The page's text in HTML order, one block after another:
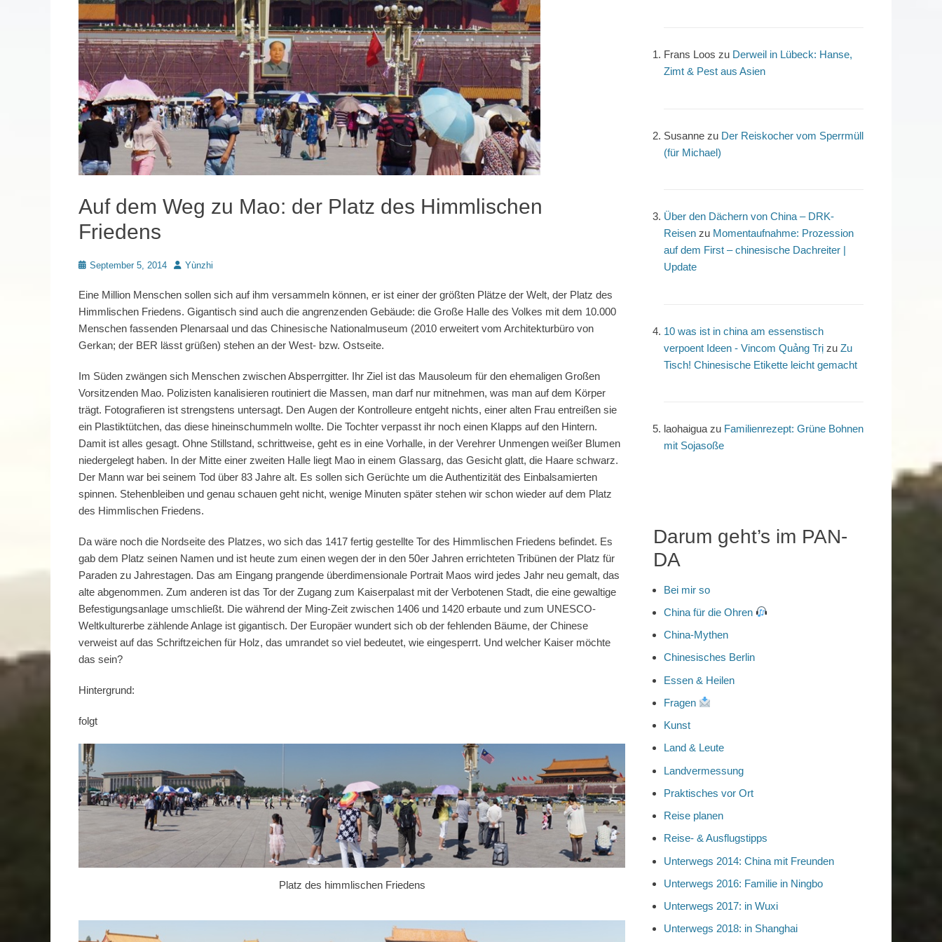
Auf dem Weg zu Mao: der Platz des Himmlischen
Friedens
Posted
September 5, 2014 AutorYùnzhi
Eine Million Menschen sollen sich auf ihm versammeln können, er ist einer der größten Plätze der Welt, der Platz des
Himmlischen Friedens. Gigantisch sind auch die angrenzenden Gebäude: die Große Halle des Volkes mit dem 10.000
Menschen fassenden Plenarsaal und das Chinesische Nationalmuseum (2010 erweitert vom Architekturbüro von
Gerkan; der BER lässt grüßen) stehen an der West- bzw. Ostseite.
Im Süden zwängen sich Menschen zwischen Absperrgitter. Ihr Ziel ist das Mausoleum für den ehemaligen Großen
Vorsitzenden Mao. Polizisten kanalisieren routiniert die Massen, man darf nur mitnehmen, was man auf dem Körper
trägt. Fotografieren ist strengstens untersagt. Den Augen der Kontrolleure entgeht nichts, einer alten Frau entreißen sie
ein Plastiktütchen, das diese hineinschummeln wollte. Die Tochter verpasst ihr noch einen Klapps auf den Hintern.
Damit ist alles gesagt. Ohne Stillstand, schrittweise, geht es in eine Vorhalle, in der Verehrer Unmengen weißer Blumen
niedergelegt haben. In der Mitte einer zweiten Halle liegt Mao in einem Glassarg, das Gesicht glatt, die Haare schwarz.
Der Mann war bei seinem Tod über 83 Jahre alt. Es sollen sich Gerüchte um die Authentizität des Einbalsamierten
spinnen. Stehenbleiben und genau schauen geht nicht, wenige Minuten später stehen wir schon wieder auf dem Platz
des Himmlischen Friedens.
Da wäre noch die Nordseite des Platzes, wo sich das 1417 fertig gestellte Tor des Himmlischen Friedens befindet. Es
gab dem Platz seinen Namen und ist heute zum einen wegen der in den 50er Jahren errichteten Tribünen der Platz für
Paraden zu Jahrestagen. Das am Eingang prangende überdimensionale Portrait Maos wird jedes Jahr neu gemalt, das
alte abgenommen. Zum anderen ist das Tor der Zugang zum Kaiserpalast mit der Verbotenen Stadt, die eine gewaltige
Befestigungsanlage umschließt. Die während der Ming-Zeit zwischen 1406 und 1420 erbaute und zum UNESCO-
Weltkulturerbe zählende Anlage ist gigantisch. Der Europäer wundert sich ob der fehlenden Bäume, der Chinese
verweist auf das Schriftzeichen für Holz, das umrandet so viel bedeutet, wie eingesperrt. Und welcher Kaiser möchte
das sein?
Hintergrund:
folgt
Platz des himmlischen Friedens
Frans Loos zu Derweil in Lübeck: Hanse,
Zimt & Pest aus Asien
Susanne zu Der Reiskocher vom Sperrmüll
(für Michael)
Über den Dächern von China – DRK-
Reisen zu Momentaufnahme: Prozession
auf dem First – chinesische Dachreiter |
Update
10 was ist in china am essenstisch
verpoent Ideen - Vincom Quảng Trị zu Zu
Tisch! Chinesische Etikette leicht gemacht
laohaigua zu Familienrezept: Grüne Bohnen
mit Sojasoße
Darum geht’s im PAN-
DA
Bei mir so
China für die Ohren
China-Mythen
Chinesisches Berlin
Essen & Heilen
Fragen
Kunst
Land & Leute
Landvermessung
Praktisches vor Ort
Reise planen
Reise- & Ausflugstipps
Unterwegs 2014: China mit Freunden
Unterwegs 2016: Familie in Ningbo
Unterwegs 2017: in Wuxi
Unterwegs 2018: in Shanghai